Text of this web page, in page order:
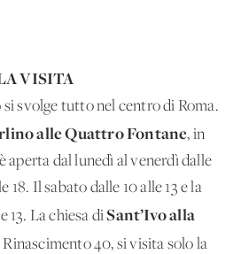
VISITA
svolge tutto nel centro di Roma.
alle Quattro Fontane, in
aperta dal lunedì al venerdì dalle
18. Il sabato dalle 10 alle 13 e la
13. La chiesa diSant’Ivo alla
Rinascimento 40, si visita solo la